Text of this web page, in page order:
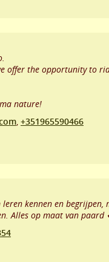
the opportunity to
nature!
, +351965590466
kennen en begrijpen,
Alles op maat van